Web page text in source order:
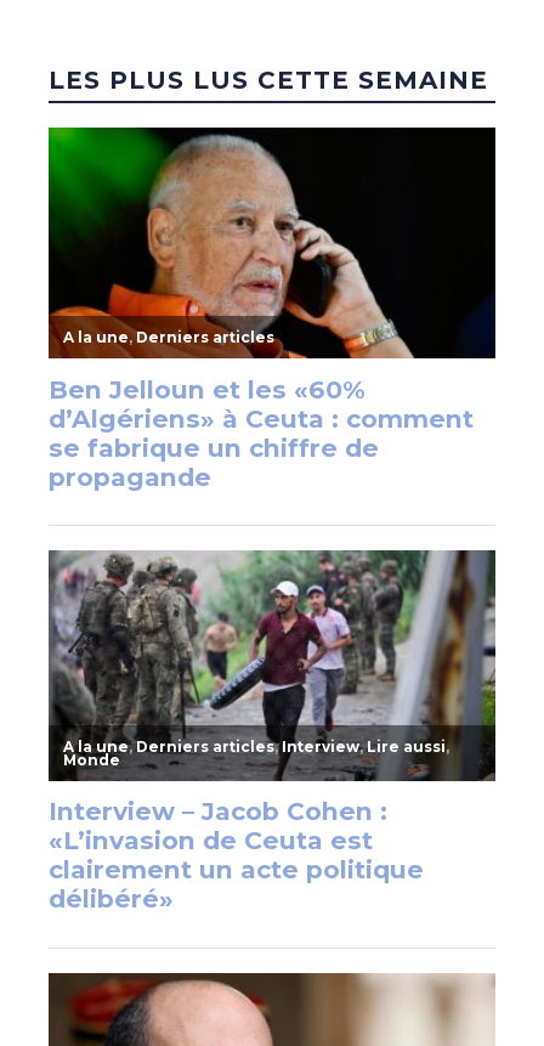
LES PLUS LUS CETTE SEMAINE